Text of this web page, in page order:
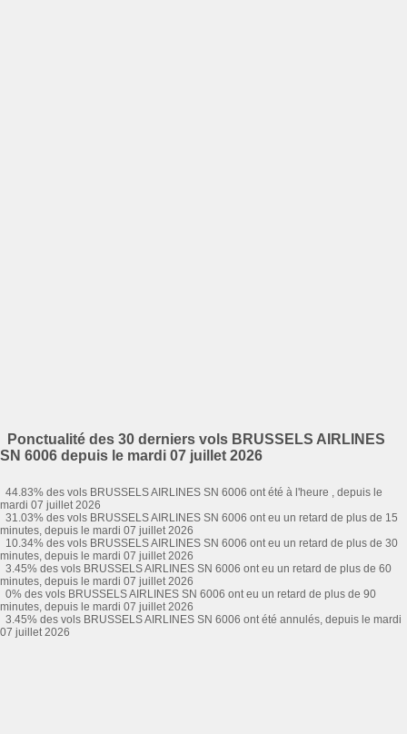
Ponctualité des 30 derniers vols BRUSSELS AIRLINES
SN 6006 depuis le mardi 07 juillet 2026
44.83% des vols BRUSSELS AIRLINES SN 6006 ont été à l'heure , depuis le
mardi 07 juillet 2026
31.03% des vols BRUSSELS AIRLINES SN 6006 ont eu un retard de plus de 15
minutes, depuis le mardi 07 juillet 2026
10.34% des vols BRUSSELS AIRLINES SN 6006 ont eu un retard de plus de 30
minutes, depuis le mardi 07 juillet 2026
3.45% des vols BRUSSELS AIRLINES SN 6006 ont eu un retard de plus de 60
minutes, depuis le mardi 07 juillet 2026
0% des vols BRUSSELS AIRLINES SN 6006 ont eu un retard de plus de 90
minutes, depuis le mardi 07 juillet 2026
3.45% des vols BRUSSELS AIRLINES SN 6006 ont été annulés, depuis le mardi
07 juillet 2026